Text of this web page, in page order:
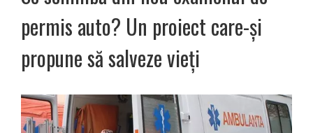
permis auto? Un proiect care-și
propune să salveze vieți